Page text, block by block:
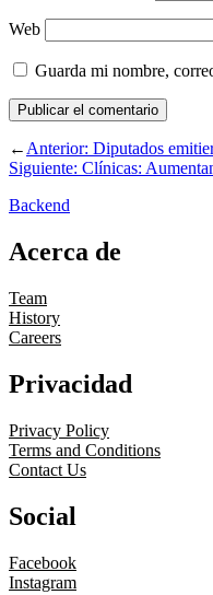
Web
Guarda mi nombre,
←Anterior: Diputados
Siguiente: Clínicas:
Backend
Acerca de
Team
History
Careers
Privacidad
Privacy Policy
Terms and Conditions
Contact Us
Social
Facebook
Instagram